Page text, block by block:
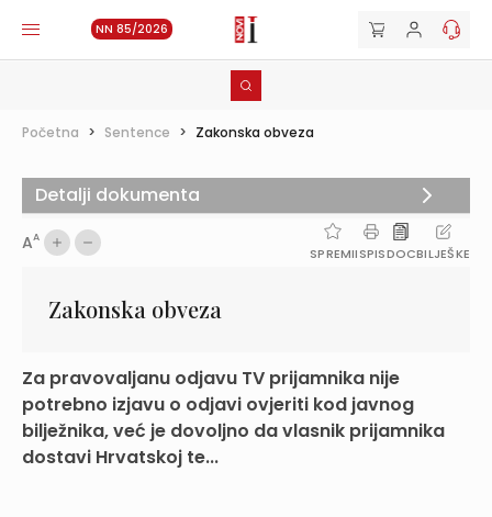
NN 85/2026
Početna > Sentence > Zakonska obveza
AA
SPREMIISPISDOCBILJEŠKE
Zakonska obveza
Za pravovaljanu odjavu TV prijamnika nije
potrebno izjavu o odjavi ovjeriti kod javnog
bilježnika, već je dovoljno da vlasnik prijamnika
dostavi Hrvatskoj te...
Detalji dokumenta